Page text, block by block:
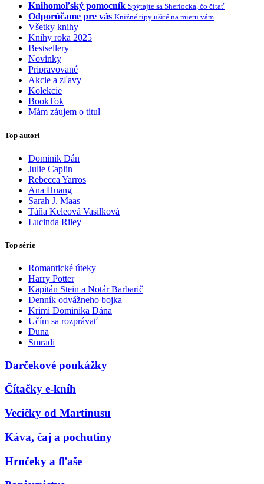
Knihomoľský pomocník Spýtajte sa Sherlocka, čo čítať
Odporúčame pre vás Knižné tipy ušité na mieru vám
Všetky knihy
Knihy roka 2025
Bestsellery
Novinky
Pripravované
Akcie a zľavy
Kolekcie
BookTok
Mám záujem o titul
Top autori
Dominik Dán
Julie Caplin
Rebecca Yarros
Ana Huang
Sarah J. Maas
Táňa Keleová Vasilková
Lucinda Riley
Top série
Romantické úteky
Harry Potter
Kapitán Stein a Notár Barbarič
Denník odvážneho bojka
Krimi Dominika Dána
Učím sa rozprávať
Duna
Smradi
Darčekové poukážky
Čítačky e-kníh
Vecičky od Martinusu
Káva, čaj a pochutiny
Hrnčeky a fľaše